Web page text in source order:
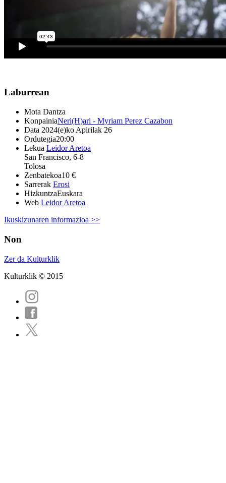
Laburrean
Mota Dantza
KonpainiaNeri(H)ari - Myriam Perez Cazabon
Data 2024(e)ko Apirilak 26
Ordutegia20:00
Lekua Leidor Aretoa
San Francisco, 6-8
Tolosa
Zenbatekoa10 €
Sarrerak Erosi
HizkuntzaEuskara
Web Leidor Aretoa
Ikuskizunaren informazioa >>
Non
Zer da Kulturklik
Kulturklik © 2015